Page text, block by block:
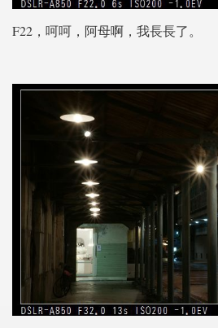
F22，呵呵，阿母啊，我長長了。